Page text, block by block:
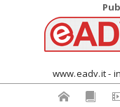
www.eadv.it -